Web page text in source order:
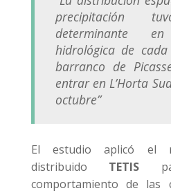
precipitación
determinante
hidrológica de
barranco de
entrar en L’Horta
octubre”
El estudio aplicó el
distribuido TETIS
comportamiento de las